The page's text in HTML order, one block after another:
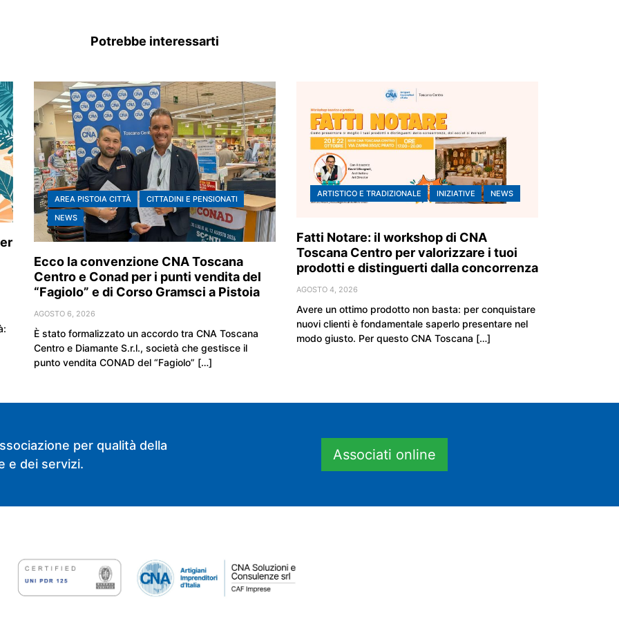
Potrebbe interessarti
AREA PISTOIA CITTÀ
CITTADINI E PENSIONATI
NEWS
Ecco la convenzione CNA Toscana
Centro e Conad per i punti vendita del
“Fagiolo” e di Corso Gramsci a Pistoia
AGOSTO 6, 2026
È stato formalizzato un accordo tra CNA Toscana
Centro e Diamante S.r.l., società che gestisce il
punto vendita CONAD del “Fagiolo” […]
ARTISTICO E TRADIZIONALE INIZIATIVE NEWS
Fatti Notare: il workshop di CNA
Toscana Centro per valorizzare i tuoi
prodotti e distinguerti dalla concorrenza
AGOSTO 4, 2026
Avere un ottimo prodotto non basta: per conquistare
nuovi clienti è fondamentale saperlo presentare nel
modo giusto. Per questo CNA Toscana […]
per qualità della
e dei servizi.
Associati online